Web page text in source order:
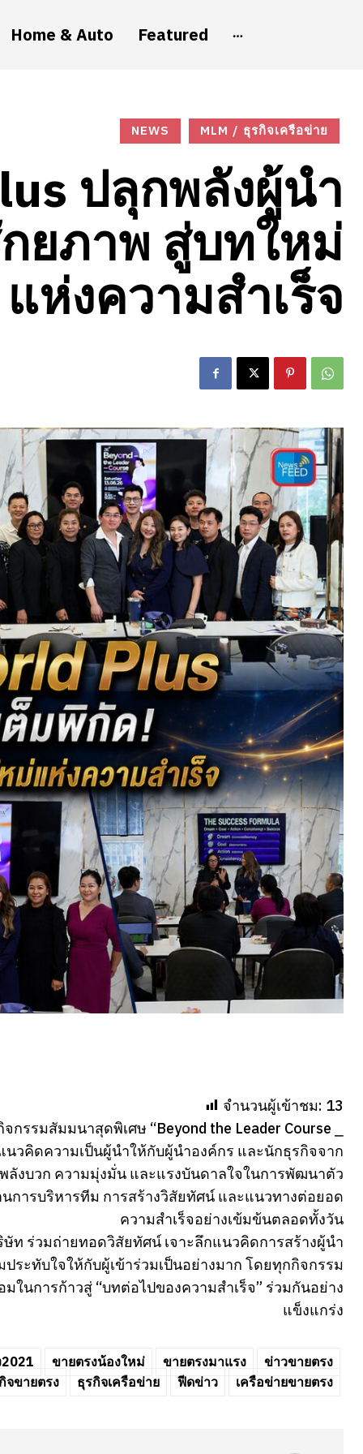
Home & Auto Featured
NEWS MLM / ธุรกิจเครือข่าย
ปลุกพลังผู้นำ
ยภาพ สู่บทใหม่
แห่งความสำเร็จ
จำนวนผู้เข้าชม: 13
รมสัมมนาสุดพิเศษ “Beyond the Leader Course ⎯
นวคิดความเป็นผู้นำให้กับผู้นำองค์กร และนักธุรกิจจาก
งบวก ความมุ่งมั่น และแรงบันดาลใจในการพัฒนาตัว
การบริหารทีม การสร้างวิสัยทัศน์ และแนวทางต่อยอด
ความสำเร็จอย่างเข้มข้นตลอดทั้งวัน
ท ร่วมถ่ายทอดวิสัยทัศน์ เจาะลึกแนวคิดการสร้างผู้นำ
ะทับใจให้กับผู้เข้าร่วมเป็นอย่างมาก โดยทุกกิจกรรม
นการก้าวสู่ “บทต่อไปของความสำเร็จ” ร่วมกันอย่าง
แข็งแกร่ง
ขายตรงน้องใหม่ ขายตรงมาแรง
ข่าวขายตรง
จขายตรง
ธุรกิจเครือข่าย ฟีดข่าว เครือข่ายขายตรง